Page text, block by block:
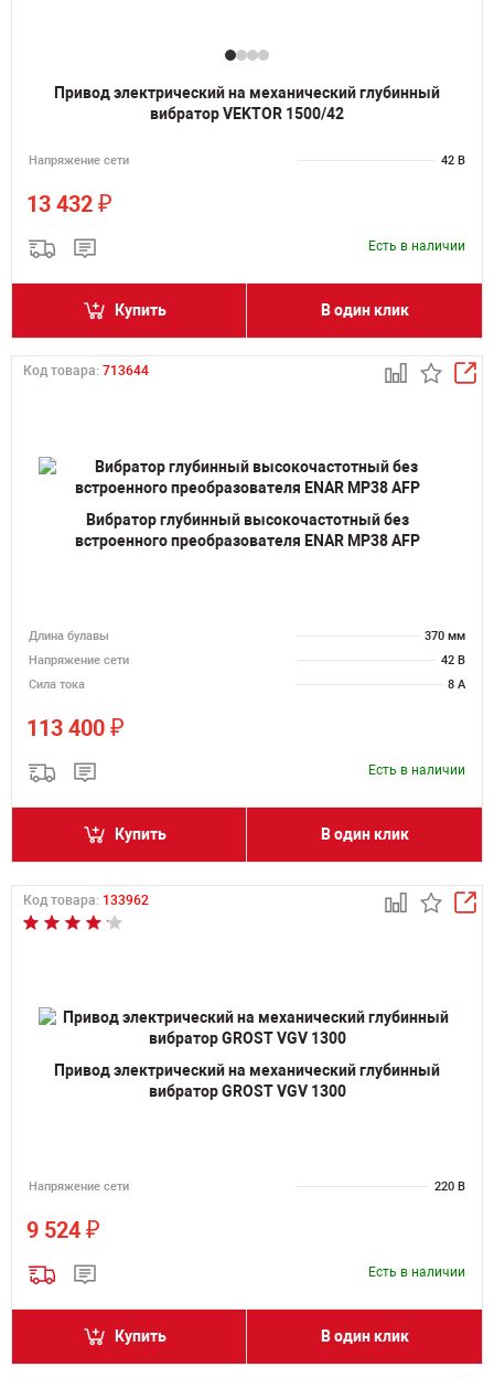
Привод электрический на механический глубинный
вибратор VEKTOR 1500/42
Напряжение сети 42 В
13 432 ₽
Есть в наличии
Купить В один клик
Код товара: 713644
Вибратор глубинный высокочастотный без
встроенного преобразователя ENAR MP38 AFP
Длина булавы
370 мм
Напряжение сети
42 В
Сила тока
8 А
113 400 ₽
Есть в наличии
Купить В один клик
Код товара: 133962
Привод электрический на механический глубинный
вибратор GROST VGV 1300
Напряжение сети 220 В
9 524 ₽
Есть в наличии
Купить В один клик